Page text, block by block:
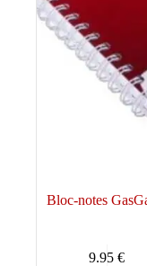
Bloc-notes
9.95€